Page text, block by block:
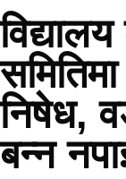
निषेध,
बन्न